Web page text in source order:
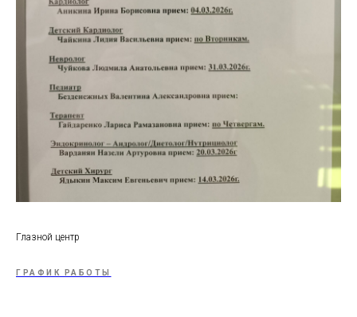
Глазной центр
ГРАФИК РАБОТЫ